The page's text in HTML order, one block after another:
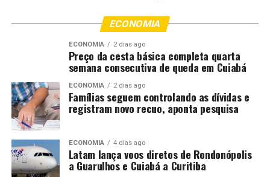
Ramos Paiva Zanolo, presidente do Comitê
Sobre a Equidade de Gênero do Tribunal de
Justiça de Mato Grosso, o protocolo
funciona como um instrumento de interpretação jurídica
voltado à promoção da igualdade material. “O protocolo
visa à aplicação de um julgamento com equidade de
gênero, respeitando as desigualdades estruturais
relacionadas a gênero, raça e etnia. É um método
fatos, permitindo um olhar atento às situações de
vulnerabilidade”, explica.
ECONOMIA
ECONOMIA 2 dias ago
Preço da cesta básica completa quarta
semana consecutiva de queda em Cuiabá
ECONOMIA 2 dias ago
Famílias seguem controlando as dívidas e
registram novo recuo, aponta pesquisa
ECONOMIA 4 dias ago
Latam lança voos diretos de Rondonópolis
a Guarulhos e Cuiabá a Curitiba